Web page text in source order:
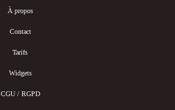
À propos
Contact
Tarifs
Widgets
CGU / RGPD